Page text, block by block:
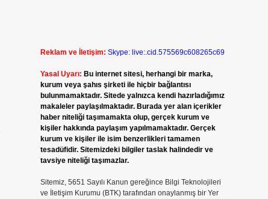
Reklam ve İletişim: Skype: live:.cid.575569c608265c69
Yasal Uyarı: Bu internet sitesi, herhangi bir marka,
kurum veya şahıs şirketi ile hiçbir bağlantısı
bulunmamaktadır. Sitede yalnızca kendi hazırladığımız
makaleler paylaşılmaktadır. Burada yer alan içerikler
haber niteliği taşımamakta olup, gerçek kurum ve
kişiler hakkında paylaşım yapılmamaktadır. Gerçek
kurum ve kişiler ile isim benzerlikleri tamamen
tesadüfidir. Sitemizdeki bilgiler taslak halindedir ve
tavsiye niteliği taşımazlar.
Sitemiz, 5651 Sayılı Kanun gereğince Bilgi Teknolojileri
ve İletişim Kurumu (BTK) tarafından onaylanmış bir Yer